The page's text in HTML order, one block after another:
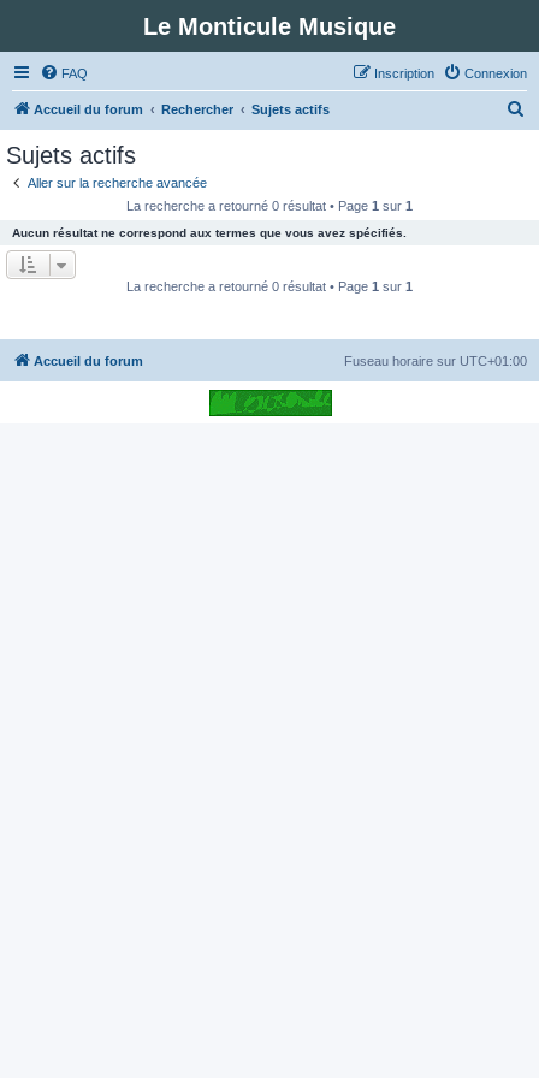
Le Monticule Musique
FAQ Connexion
Inscription
Accueil du forum Rechercher Sujets actifs
e
r
Sujets actifs
Aller sur la recherche avancée
La recherche a retourné 0 résultat • Page 1 sur 1
Aucun résultat ne correspond aux termes que vous avez spécifiés.
La recherche a retourné 0 résultat • Page 1 sur 1
Accueil du forum Fuseau horaire sur UTC+01:00